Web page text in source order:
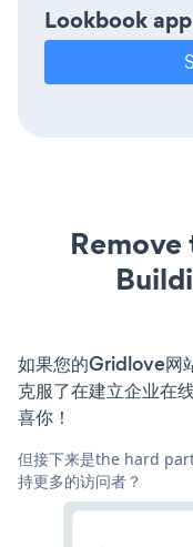
Lookbook
如果您的Gridlove网
克服了在建立企业在
喜你！
但接下来是the hard
持更多的访问者？